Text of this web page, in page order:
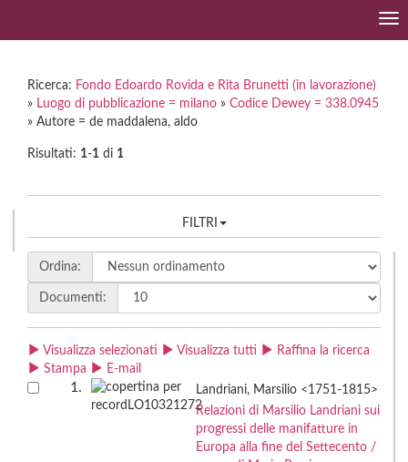
Ricerca: Fondo Edoardo Rovida e Rita Brunetti (in lavorazione)
» Luogo di pubblicazione = milano » Codice Dewey = 338.0945
» Autore = de maddalena, aldo
Risultati: 1-1 di 1
FILTRI
Ordina:
Documenti:
Visualizza selezionati Visualizza tutti
Raffina la ricerca
Stampa
E-mail
1.
Landriani, Marsilio <1751-1815>
Relazioni di Marsilio Landriani sui
progressi delle manifatture in
Europa alla fine del Settecento /